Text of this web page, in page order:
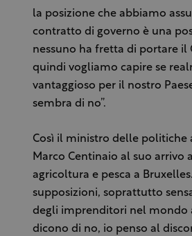
la posizione che abbiamo
contratto di governo è una
nessuno ha fretta di portare il
quindi vogliamo capire se
vantaggioso per il nostro
sembra di no”.
Così il ministro delle politiche
Marco Centinaio al suo arrivo
agricoltura e pesca a
supposizioni, soprattutto
degli imprenditori nel mondo
dicono di no, io penso al